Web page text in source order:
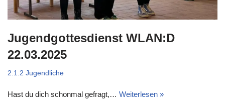
Jugendgottesdienst WLAN:D
22.03.2025
2.1.2 Jugendliche
Hast du dich schonmal gefragt,… Weiterlesen »